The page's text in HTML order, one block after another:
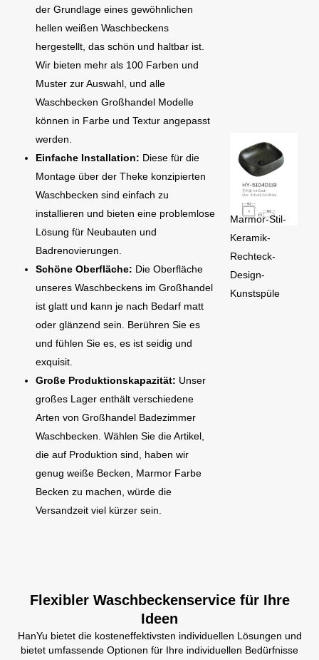
der Grundlage eines gewöhnlichen
hellen weißen Waschbeckens
hergestellt, das schön und haltbar ist.
Wir bieten mehr als 100 Farben und
Muster zur Auswahl, und alle
Waschbecken Großhandel Modelle
können in Farbe und Textur angepasst
werden.
Einfache Installation: Diese für die
Montage über der Theke konzipierten
Waschbecken sind einfach zu
installieren und bieten eine problemlose
Lösung für Neubauten und
Badrenovierungen.
Schöne Oberfläche: Die Oberfläche
unseres Waschbeckens im Großhandel
ist glatt und kann je nach Bedarf matt
oder glänzend sein. Berühren Sie es
und fühlen Sie es, es ist seidig und
exquisit.
Große Produktionskapazität: Unser
großes Lager enthält verschiedene
Arten von Großhandel Badezimmer
Waschbecken. Wählen Sie die Artikel,
die auf Produktion sind, haben wir
genug weiße Becken, Marmor Farbe
Becken zu machen, würde die
Versandzeit viel kürzer sein.
Marmor-Stil-
Keramik-
Rechteck-
Design-
Kunstspüle
Flexibler Waschbeckenservice für Ihre
Ideen
HanYu bietet die kosteneffektivsten individuellen Lösungen und
bietet umfassende Optionen für Ihre individuellen Bedürfnisse